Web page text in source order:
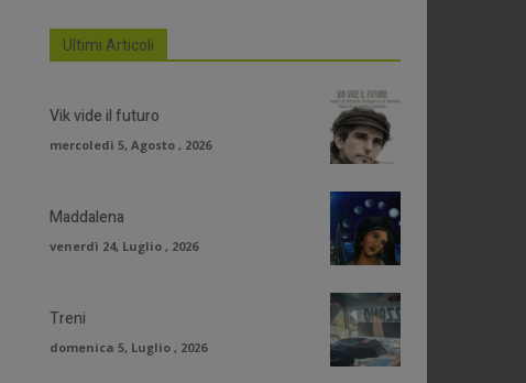
Ultimi Articoli
Vik vide il futuro
mercoledì 5, Agosto , 2026
Maddalena
venerdì 24, Luglio , 2026
Treni
domenica 5, Luglio , 2026